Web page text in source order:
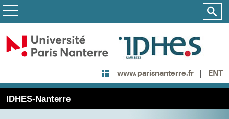
www.parisnanterre.fr ENT
IDHES-Nanterre